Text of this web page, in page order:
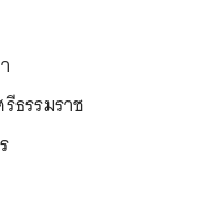
ธรรมราช